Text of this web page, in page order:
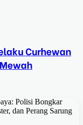
Curhewan
Polisi Bongkar
dan Perang Sarung